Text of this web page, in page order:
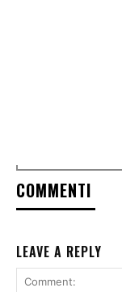
COMMENTI
LEAVE A REPLY